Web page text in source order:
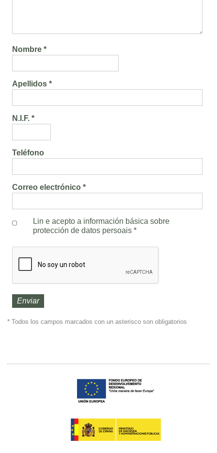
Nombre *
Apellidos *
N.I.F. *
Teléfono
Correo electrónico *
Lin e acepto a información básica sobre
protección de datos persoais *
* Todos los campos marcados con un asterisco son obligatorios